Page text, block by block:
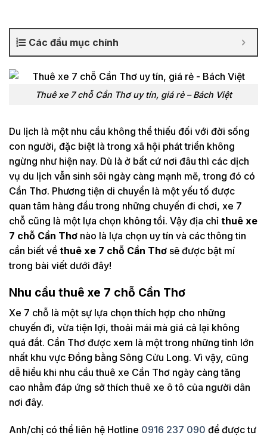
Các đầu mục chính
Thuê xe 7 chỗ Cần Thơ uy tín, giá rẻ – Bách Việt
Du lịch là một nhu cầu không thể thiếu đối với đời sống
con người, đặc biệt là trong xã hội phát triển không
ngừng như hiện nay. Dù là ở bất cứ nơi đâu thì các dịch
vụ du lịch vẫn sinh sôi ngày càng mạnh mẽ, trong đó có
Cần Thơ. Phương tiện di chuyển là một yếu tố được
quan tâm hàng đầu trong những chuyến đi chơi, xe 7
chỗ cũng là một lựa chọn không tồi. Vậy địa chỉ thuê xe
7 chỗ Cần Thơ nào là lựa chọn uy tín và các thông tin
cần biết về thuê xe 7 chỗ Cần Thơ sẽ được bật mí
trong bài viết dưới đây!
Nhu cầu thuê xe 7 chỗ Cần Thơ
Xe 7 chỗ là một sự lựa chọn thích hợp cho những
chuyến đi, vừa tiện lợi, thoải mái mà giá cả lại không
quá đắt. Cần Thơ được xem là một trong những tỉnh lớn
nhất khu vực Đồng bằng Sông Cửu Long. Vì vậy, cũng
dễ hiểu khi nhu cầu thuê xe Cần Thơ ngày càng tăng
cao nhằm đáp ứng sở thích thuê xe ô tô của người dân
nơi đây.
Anh/chị có thể liên hệ Hotline 0916 237 090 để được tư